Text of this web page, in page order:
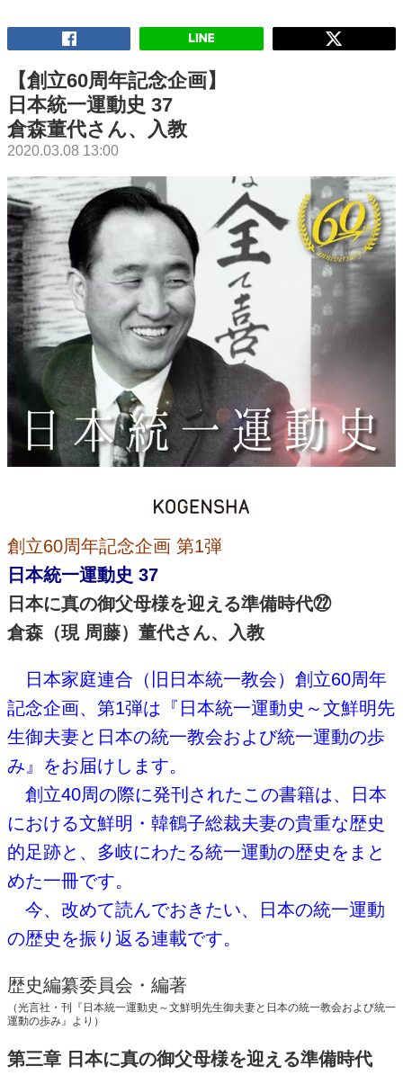
【創立60周年記念企画】
日本統一運動史 37
倉森董代さん、入教
2020.03.08 13:00
創立60周年記念企画 第1弾
日本統一運動史 37
日本に真の御父母様を迎える準備時代㉒
倉森（現 周藤）董代さん、入教
日本家庭連合（旧日本統一教会）創立60周年
記念企画、第1弾は『日本統一運動史～文鮮明先
生御夫妻と日本の統一教会および統一運動の歩
み』をお届けします。
創立40周の際に発刊されたこの書籍は、日本
における文鮮明・韓鶴子総裁夫妻の貴重な歴史
的足跡と、多岐にわたる統一運動の歴史をまと
めた一冊です。
今、改めて読んでおきたい、日本の統一運動
の歴史を振り返る連載です。
歴史編纂委員会・編著
（光言社・刊『日本統一運動史～文鮮明先生御夫妻と日本の統一教会および統一
運動の歩み』より）
第三章 日本に真の御父母様を迎える準備時代